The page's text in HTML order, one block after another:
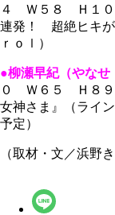
４ Ｗ５８ Ｈ１０
連発！ 超絶ヒキが
ｒｏｌ）
●柳瀬早紀（やなせ
０ Ｗ６５ Ｈ８９
女神さま』（ライ
予定）
（取材・文／浜野